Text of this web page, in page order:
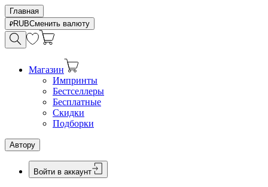
Главная
RUBСменить валюту
Магазин
Импринты
Бестселлеры
Бесплатные
Скидки
Подборки
Автору
Войти в аккаунт